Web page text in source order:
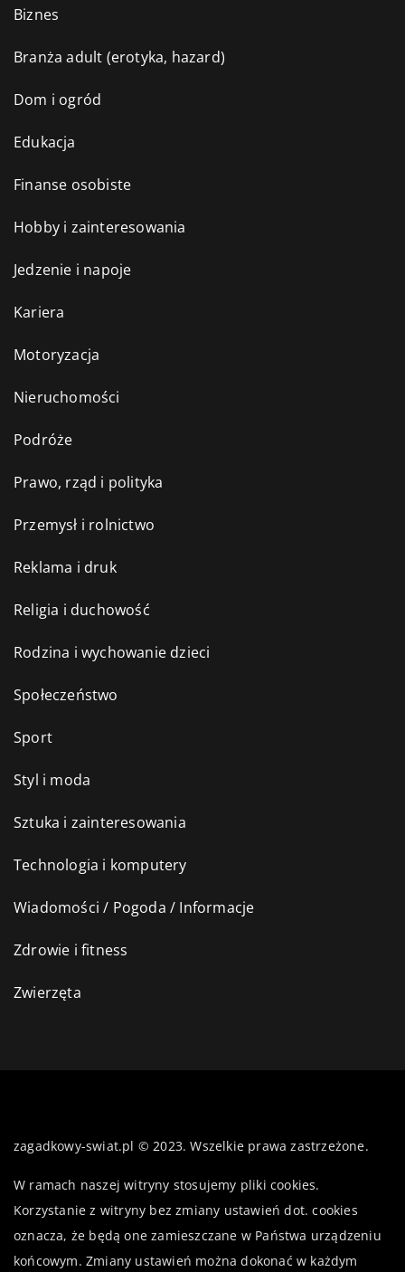
Biznes
Branża adult (erotyka, hazard)
Dom i ogród
Edukacja
Finanse osobiste
Hobby i zainteresowania
Jedzenie i napoje
Kariera
Motoryzacja
Nieruchomości
Podróże
Prawo, rząd i polityka
Przemysł i rolnictwo
Reklama i druk
Religia i duchowość
Rodzina i wychowanie dzieci
Społeczeństwo
Sport
Styl i moda
Sztuka i zainteresowania
Technologia i komputery
Wiadomości / Pogoda / Informacje
Zdrowie i fitness
Zwierzęta
zagadkowy-swiat.pl © 2023. Wszelkie prawa zastrzeżone.
W ramach naszej witryny stosujemy pliki cookies.
Korzystanie z witryny bez zmiany ustawień dot. cookies
oznacza, że będą one zamieszczane w Państwa urządzeniu
końcowym. Zmiany ustawień można dokonać w każdym